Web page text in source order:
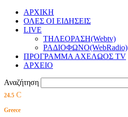
ΑΡΧΙΚΗ
ΟΛΕΣ ΟΙ ΕΙΔΗΣΕΙΣ
LIVE
ΤΗΛΕΟΡΑΣΗ(Webtv)
ΡΑΔΙΟΦΩΝΟ(WebRadio)
ΠΡΟΓΡΑΜΜΑ ΑΧΕΛΩΟΣ TV
ΑΡΧΕΙΟ
Αναζήτηση
24.5 C
Greece